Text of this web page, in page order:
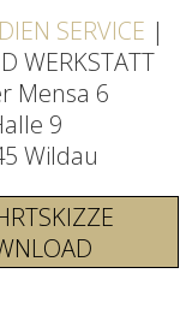
SERVICE |
WERKSTATT
Mensa 6
9
Wildau